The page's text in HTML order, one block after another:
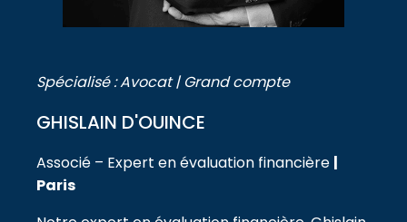
Spécialisé : Avocat | Grand compte
GHISLAIN D'OUINCE
Associé – Expert en évaluation financière |
Paris